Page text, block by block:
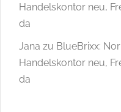
Handelskontor neu,
da
Jana zu BlueBrixx:
Handelskontor neu,
da